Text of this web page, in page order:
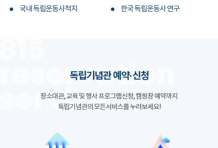
국내 독립운동사적지 한국 독립운동사 연구
독립기념관 예약·신청
장소대관, 교육 및 행사 프로그램신청, 캠핑장 예약까지
독립기념관의 모든서비스를 누려보세요!